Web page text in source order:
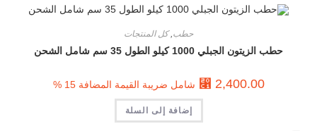
حطب ,كل المنتجات
حطب الزيتون الجبلي 1000 كيلو الطول 35 سم شامل الشحن
⃁ 2,400.00 شامل ضريبة القيمة المضافة 15 %
إضافة إلى السلة